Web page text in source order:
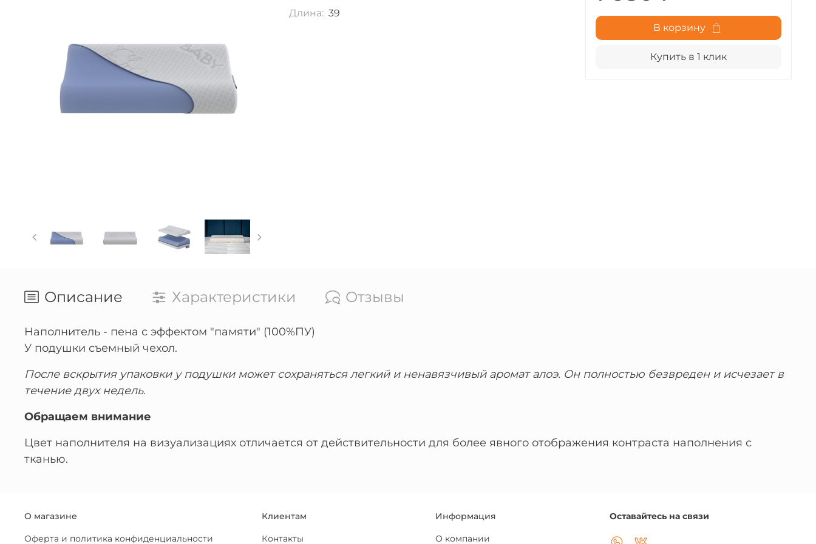
Длина: 39
В корзину
Купить в 1 клик
Описание Характеристики Отзывы
Наполнитель - пена с эффектом "памяти" (100%ПУ)
У подушки съемный чехол.
После вскрытия упаковки у подушки может сохраняться легкий и ненавязчивый аромат алоэ. Он полностью безвреден и исчезает в
течение двух недель.
Обращаем внимание
Цвет наполнителя на визуализациях отличается от действительности для более явного отображения контраста наполнения с
тканью.
О магазине
Оферта и политика конфиденциальности
Клиентам
Контакты
Информация
О компании
Оставайтесь на связи